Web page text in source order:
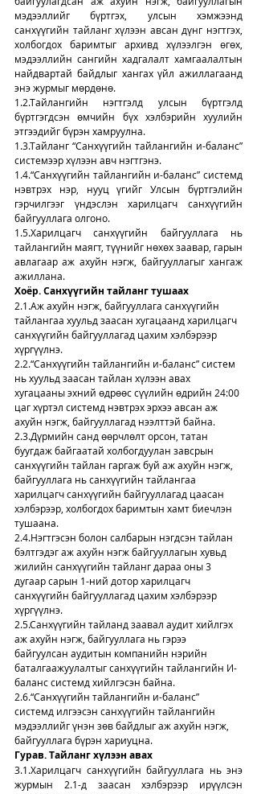
мэдээллийг бүртгэх, улсын хэмжээнд
санхүүгийн тайланг хүлээн авсан дүнг нэгтгэх,
холбогдох баримтыг архивд хүлээлгэн өгөх,
мэдээллийн сангийн хадгалалт хамгаалалтын
найдвартай байдлыг хангах үйл ажиллагаанд
энэ журмыг мөрдөнө.
1.2.Тайлангийн нэгтгэлд улсын бүртгэлд
бүртгэгдсэн өмчийн бүх хэлбэрийн хуулийн
этгээдийг бүрэн хамруулна.
1.3.Тайланг “Санхүүгийн тайлангийн и-баланс”
системээр хүлээн авч нэгтгэнэ.
1.4.“Санхүүгийн тайлангийн и-баланс” системд
нэвтрэх нэр, нууц үгийг Улсын бүртгэлийн
гэрчилгээг үндэслэн харилцагч санхүүгийн
байгууллага олгоно.
1.5.Харилцагч санхүүгийн байгууллага нь
тайлангийн маягт, түүнийг нөхөх заавар, гарын
авлагаар аж ахуйн нэгж, байгууллагыг хангаж
ажиллана.
Хоёр. Санхүүгийн тайланг тушаах
2.1.Аж ахуйн нэгж, байгууллага санхүүгийн
тайлангаа хуульд заасан хугацаанд харилцагч
санхүүгийн байгууллагад цахим хэлбэрээр
хүргүүлнэ.
2.2.“Санхүүгийн тайлангийн и-баланс” систем
нь хуульд заасан тайлан хүлээн авах
хугацааны эхний өдрөөс сүүлийн өдрийн 24:00
цаг хүртэл системд нэвтрэх эрхээ авсан аж
ахуйн нэгж, байгууллагад нээлттэй байна.
2.3.Дүрмийн санд өөрчлөлт орсон, татан
буугдаж байгаатай холбогдуулан завсрын
санхүүгийн тайлан гаргаж буй аж ахуйн нэгж,
байгууллага нь санхүүгийн тайлангаа
харилцагч санхүүгийн байгууллагад цаасан
хэлбэрээр, холбогдох баримтын хамт биечлэн
тушаана.
2.4.Нэгтгэсэн болон салбарын нэгдсэн тайлан
бэлтгэдэг аж ахуйн нэгж байгууллагын хувьд
жилийн санхүүгийн тайланг дараа оны 3
дугаар сарын 1-ний дотор харилцагч
санхүүгийн байгууллагад цахим хэлбэрээр
хүргүүлнэ.
2.5.Санхүүгийн тайланд заавал аудит хийлгэх
аж ахуйн нэгж, байгууллага нь гэрээ
байгуулсан аудитын компанийн нэрийн
баталгаажуулалтыг санхүүгийн тайлангийн И-
баланс системд хийлгэсэн байна.
2.6.“Санхүүгийн тайлангийн и-баланс”
системд илгээсэн санхүүгийн тайлангийн
мэдээллийг үнэн зөв байдлыг аж ахуйн нэгж,
байгууллага бүрэн хариуцна.
Гурав. Тайланг хүлээн авах
3.1.Харилцагч санхүүгийн байгууллага нь энэ
журмын 2.1-д заасан хэлбэрээр ирүүлсэн